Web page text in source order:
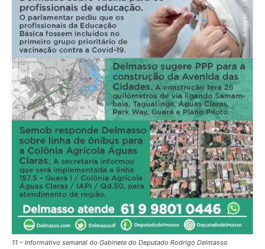
11 – Informativo semanal do Gabinete do Deputado Rodrigo Delmasso